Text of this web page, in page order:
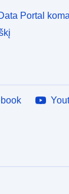
Portal